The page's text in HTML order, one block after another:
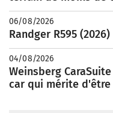
06/08/2026
Randger R595
04/08/2026
Weinsberg
car qui mérite d'être